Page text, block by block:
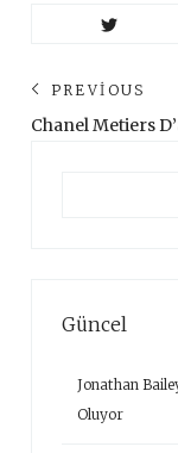
Yazı
gezinmesi
PREVIOUS
Previous
Chanel Metiers
Güncel
Jonathan
Oluyor